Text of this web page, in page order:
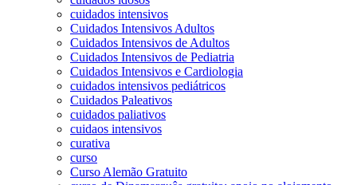
cuidados intensivos
Cuidados Intensivos Adultos
Cuidados Intensivos de Adultos
Cuidados Intensivos de Pediatria
Cuidados Intensivos e Cardiologia
cuidados intensivos pediátricos
Cuidados Paleativos
cuidados paliativos
cuidaos intensivos
curativa
curso
Curso Alemão Gratuito